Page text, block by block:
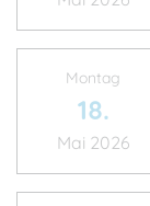
Montag
18.
Mai 2026